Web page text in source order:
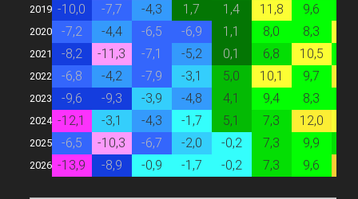
2019 -10,0 -7,7 -4,3 1,7 1,4 11,8 9,6
2020 -7,2 -4,4 -6,5 -6,9 1,1 8,0 8,3
2021 -8,2 -11,3 -7,1 -5,2 0,1 6,8 10,5
2022 -6,8 -4,2 -7,9 -3,1 5,0 10,1 9,7
2023 -9,6 -9,3 -3,9 -4,8 4,1 9,4 8,3
2024 -12,1 -3,1 -4,3 -1,7 5,1 7,3 12,0
2025 -6,5 -10,3 -6,7 -2,0 -0,2 7,3 9,9
2026 -13,9 -8,9 -0,9 -1,7 -0,2 7,3 9,6